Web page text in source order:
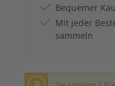
Bequemer
Mit jeder
sammeln